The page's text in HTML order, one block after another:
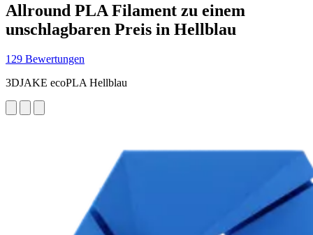
Allround PLA Filament zu einem
unschlagbaren Preis in Hellblau
129 Bewertungen
3DJAKE ecoPLA Hellblau